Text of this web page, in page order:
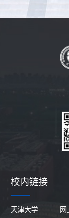
校内链接
天津大学 网